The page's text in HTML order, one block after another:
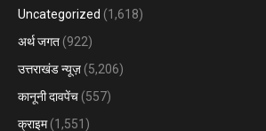
Uncategorized (1,618)
अर्थ जगत (922)
उत्तराखंड न्यूज़ (5,206)
कानूनी दावपेंच (557)
क्राइम(1,551)